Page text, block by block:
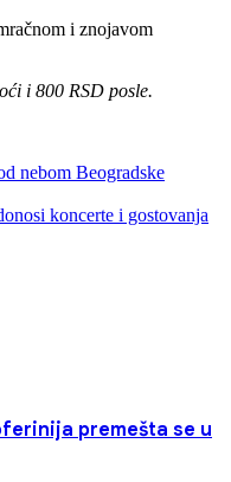
i znojavom
ći i 800 RSD posle.
nebom Beogradske
koncerte i gostovanja
premešta se u